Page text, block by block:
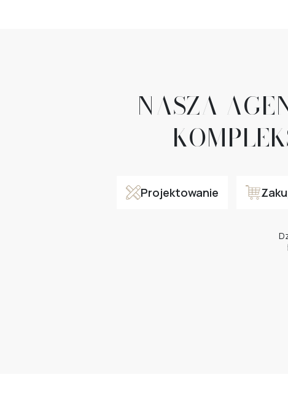
NASZA
Projektowanie